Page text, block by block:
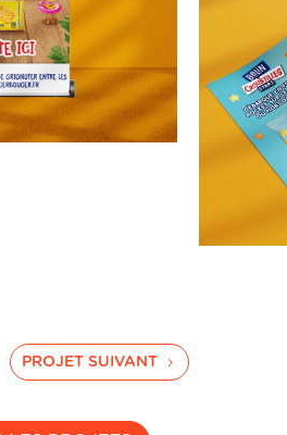
PROJET SUIVANT